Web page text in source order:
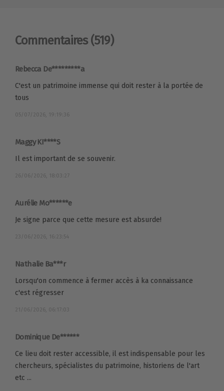
Commentaires (519)
Rebecca De*********a
C'est un patrimoine immense qui doit rester à la portée de
tous
05/07/2026, 19:19:36
Maggy KI****S
Il est important de se souvenir.
26/06/2026, 18:03:27
Aurélie Mo******e
Je signe parce que cette mesure est absurde!
23/06/2026, 16:23:54
Nathalie Ba***r
Lorsqu'on commence à fermer accès à ka connaissance
c'est régresser
21/06/2026, 06:17:03
Dominique De******
Ce lieu doit rester accessible, il est indispensable pour les
chercheurs, spécialistes du patrimoine, historiens de l'art
etc ...